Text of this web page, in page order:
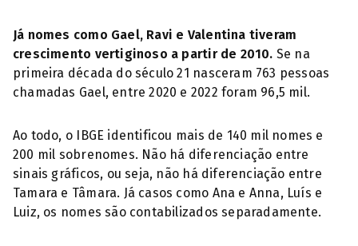
Já nomes como Gael, Ravi e Valentina tiveram
crescimento vertiginoso a partir de 2010. Se na
primeira década do século 21 nasceram 763 pessoas
chamadas Gael, entre 2020 e 2022 foram 96,5 mil.
Ao todo, o IBGE identificou mais de 140 mil nomes e
200 mil sobrenomes. Não há diferenciação entre
sinais gráficos, ou seja, não há diferenciação entre
Tamara e Tâmara. Já casos como Ana e Anna, Luís e
Luiz, os nomes são contabilizados separadamente.